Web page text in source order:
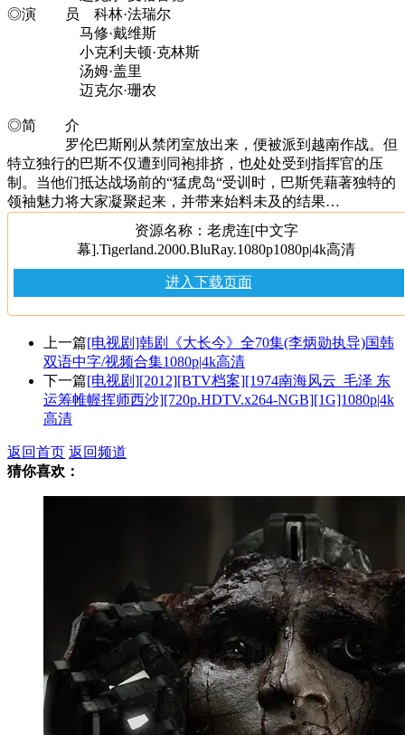
◎演 员 科林·法瑞尔
马修·戴维斯
小克利夫顿·克林斯
汤姆·盖里
迈克尔·珊农
◎简 介
罗伦巴斯刚从禁闭室放出来，便被派到越南作战。但
特立独行的巴斯不仅遭到同袍排挤，也处处受到指挥官的压
制。当他们抵达战场前的“猛虎岛“受训时，巴斯凭藉著独特的
领袖魅力将大家凝聚起来，并带来始料未及的结果…
资源名称：老虎连[中文字
幕].Tigerland.2000.BluRay.1080p1080p|4k高清
进入下载页面
上一篇[电视剧]韩剧《大长今》全70集(李炳勋执导)国韩
双语中字/视频合集1080p|4k高清
下一篇[电视剧][2012][BTV档案][1974南海风云_毛泽 东
运筹帷幄挥师西沙][720p.HDTV.x264-NGB][1G]1080p|4k
高清
返回首页 返回频道
猜你喜欢：